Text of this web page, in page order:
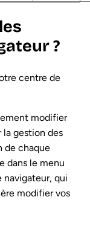
?
centre de
modifier
la gestion des
de chaque
dans le menu
navigateur, qui
modifier vos